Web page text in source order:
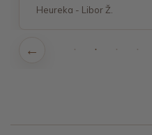
Heureka - Libor Ž.